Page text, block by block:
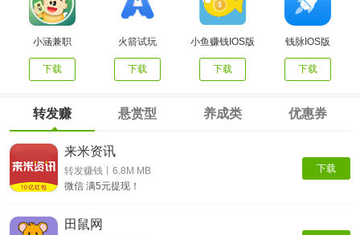
小涵兼职
下载
火箭试玩
下载
小鱼赚钱IOS版
下载
钱脉IOS版
下载
转发赚 悬赏型 养成类 优惠券
下载
来米资讯
转发赚钱丨6.8M MB
微信 满5元提现！
田鼠网